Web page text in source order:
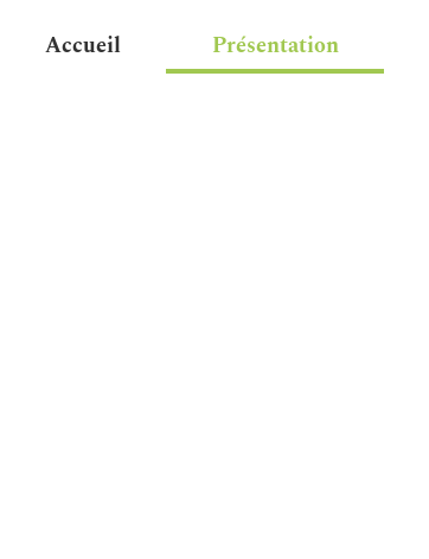
Accueil Présentation